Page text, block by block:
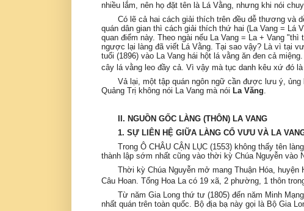
nhiều lắm, nên họ đặt tên là Lá Vằng, nhưng khi nói
Có lẽ cả hai cách giải thích trên đều dễ thương và
quán dân gian thì cách giải thích thứ hai (La Vang = Lá
quan điểm này. Theo ngài nếu La Vang = La + Vang "thì
ngược lại làng đã viết Lá Vằng. Tại sao vậy? Là vì tại
tuổi (1896) vào La Vang hái hột lá vằng ăn đen cả
cây lá vằng leo đầy cả. Vì vậy mà tục danh kêu xứ đó
Vả lại, một tập quán ngôn ngữ cần được lưu ý,
Quảng Trị không nói La Vang mà nóiLa Văng
II. NGUỒN GỐC LÀNG (THÔN) LA VANG
1. SỰ LIÊN HỆ GIỮA LÀNG CỔ VƯU VÀ LA
Trong Ô CHÂU CẬN LỤC (1553) không thấy tên
thành lập sớm nhất cũng vào thời kỳ Chúa Nguyễn vào
Thời kỳ Chúa Nguyễn mở mang Thuận Hóa, huyện
Câu Hoan. Tổng Hoa La có 19 xã, 2 phường, 1 thôn
Từ năm Gia Long thứ tư (1805) đến năm Minh
nhất quán trên toàn quốc. Bộ địa bạ này gọi là Bộ Gia